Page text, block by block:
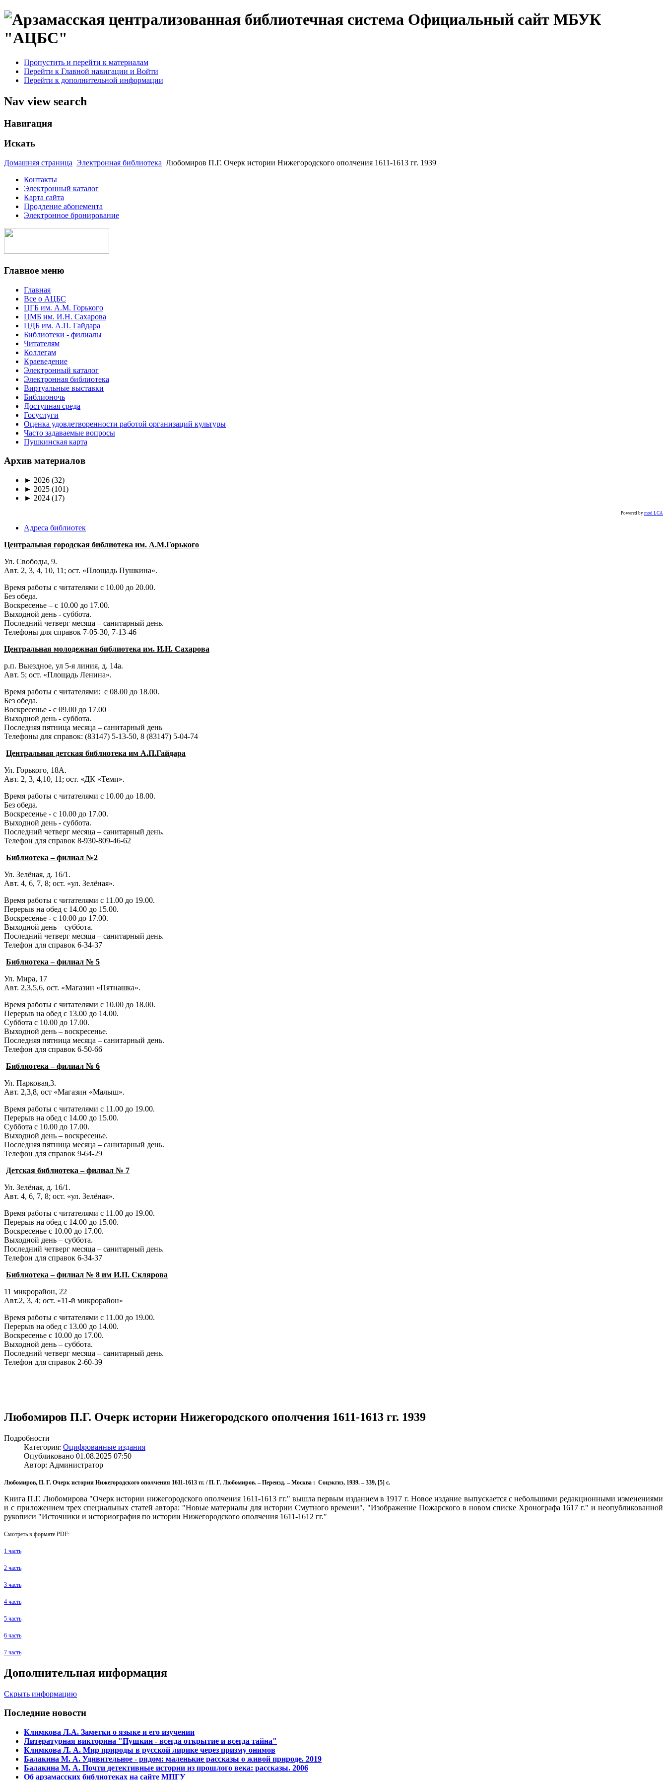
Официальный сайт МБУК
"АЦБС"
Пропустить и перейти к материалам
Перейти к Главной навигации и Войти
Перейти к дополнительной информации
Nav view search
Навигация
Искать
Домашняя страница Электронная библиотека Любомиров П.Г. Очерк истории Нижегородского ополчения 1611-1613 гг. 1939
Контакты
Электронный каталог
Карта сайта
Продление абонемента
Электронное бронирование
Главное меню
Главная
Все о АЦБС
ЦГБ им. А.М. Горького
ЦМБ им. И.Н. Сахарова
ЦДБ им. А.П. Гайдара
Библиотеки - филиалы
Читателям
Коллегам
Краеведение
Электронный каталог
Электронная библиотека
Виртуальные выставки
Библионочь
Доступная среда
Госуслуги
Оценка удовлетворенности работой организаций культуры
Часто задаваемые вопросы
Пушкинская карта
Архив материалов
► 2026 (32)
► 2025 (101)
► 2024 (17)
Powered by mod LCA
Адреса библиотек
Центральная городская библиотека им. А.М.Горького
Ул. Свободы, 9.
Авт. 2, 3, 4, 10, 11; ост. «Площадь Пушкина».
Время работы с читателями с 10.00 до 20.00.
Без обеда.
Воскресенье – с 10.00 до 17.00.
Выходной день - суббота.
Последний четверг месяца – санитарный день.
Телефоны для справок 7-05-30, 7-13-46
Центральная молодежная библиотека им. И.Н. Сахарова
р.п. Выездное, ул 5-я линия, д. 14а.
Авт. 5; ост. «Площадь Ленина».
Время работы с читателями: с 08.00 до 18.00.
Без обеда.
Воскресенье - с 09.00 до 17.00
Выходной день - суббота.
Последняя пятница месяца – санитарный день
Телефоны для справок: (83147) 5-13-50, 8 (83147) 5-04-74
Центральная детская библиотека им А.П.Гайдара
Ул. Горького, 18А.
Авт. 2, 3, 4,10, 11; ост. «ДК «Темп».
Время работы с читателями с 10.00 до 18.00.
Без обеда.
Воскресенье - с 10.00 до 17.00.
Выходной день - суббота.
Последний четверг месяца – санитарный день.
Телефон для справок 8-930-809-46-62
Библиотека – филиал №2
Ул. Зелёная, д. 16/1.
Авт. 4, 6, 7, 8; ост. «ул. Зелёная».
Время работы с читателями с 11.00 до 19.00.
Перерыв на обед с 14.00 до 15.00.
Воскресенье - с 10.00 до 17.00.
Выходной день – суббота.
Последний четверг месяца – санитарный день.
Телефон для справок 6-34-37
Библиотека – филиал № 5
Ул. Мира, 17
Авт. 2,3,5,6, ост. «Магазин «Пятнашка».
Время работы с читателями с 10.00 до 18.00.
Перерыв на обед с 13.00 до 14.00.
Суббота с 10.00 до 17.00.
Выходной день – воскресенье.
Последняя пятница месяца – санитарный день.
Телефон для справок 6-50-66
Библиотека – филиал № 6
Ул. Парковая,3.
Авт. 2,3,8, ост «Магазин «Малыш».
Время работы с читателями с 11.00 до 19.00.
Перерыв на обед с 14.00 до 15.00.
Суббота с 10.00 до 17.00.
Выходной день – воскресенье.
Последняя пятница месяца – санитарный день.
Телефон для справок 9-64-29
Детская библиотека – филиал № 7
Ул. Зелёная, д. 16/1.
Авт. 4, 6, 7, 8; ост. «ул. Зелёная».
Время работы с читателями с 11.00 до 19.00.
Перерыв на обед с 14.00 до 15.00.
Воскресенье с 10.00 до 17.00.
Выходной день – суббота.
Последний четверг месяца – санитарный день.
Телефон для справок 6-34-37
Библиотека – филиал № 8 им И.П. Склярова
11 микрорайон, 22
Авт.2, 3, 4; ост. «11-й микрорайон»
Время работы с читателями с 11.00 до 19.00.
Перерыв на обед с 13.00 до 14.00.
Воскресенье с 10.00 до 17.00.
Выходной день – суббота.
Последний четверг месяца – санитарный день.
Телефон для справок 2-60-39
Любомиров П.Г. Очерк истории Нижегородского ополчения 1611-1613 гг. 1939
Подробности
Категория: Оцифрованные издания
Опубликовано 01.08.2025 07:50
Автор: Администратор
Любомиров, П. Г. Очерк истории Нижегородского ополчения 1611-1613 гг. / П. Г. Любомиров. – Переизд. – Москва : Соцэкгиз, 1939. – 339, [5] с.
Книга П.Г. Любомирова "Очерк истории нижегородского ополчения 1611-1613 гг." вышла первым изданием в 1917 г. Новое издание выпускается с небольшими редакционными изменениями
и с приложением трех специальных статей автора: "Новые материалы для истории Смутного времени", "Изображение Пожарского в новом списке Хронографа 1617 г." и неопубликованной
рукописи "Источники и историография по истории Нижегородского ополчения 1611-1612 гг."
Смотреть в формате PDF:
1 часть
2 часть
3 часть
4 часть
5 часть
6 часть
7 часть
Дополнительная информация
Скрыть информацию
Последние новости
Климкова Л.А. Заметки о языке и его изучении
Литературная викторина "Пушкин - всегда открытие и всегда тайна"
Климкова Л. А. Мир природы в русской лирике через призму онимов
Балакина М. А. Удивительное - рядом: маленькие рассказы о живой природе. 2019
Балакина М. А. Почти детективные истории из прошлого века: рассказы. 2006
Об арзамасских библиотеках на сайте МПГУ